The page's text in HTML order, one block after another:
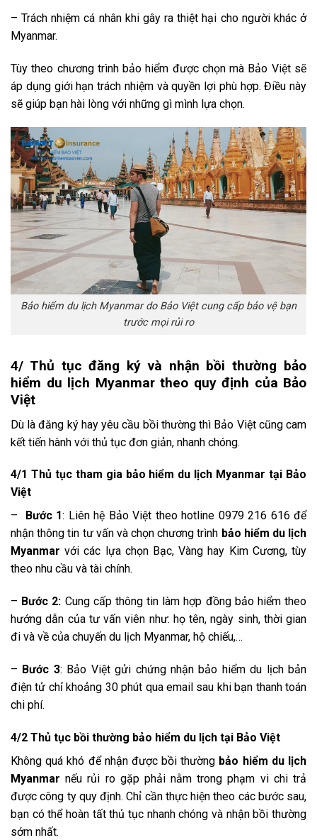
– Trách nhiệm cá nhân khi gây ra thiệt hại cho người khác ở
Myanmar.
Tùy theo chương trình bảo hiểm được chọn mà Bảo Việt sẽ
áp dụng giới hạn trách nhiệm và quyền lợi phù hợp. Điều này
sẽ giúp bạn hài lòng với những gì mình lựa chọn.
Bảo hiểm du lịch Myanmar do Bảo Việt cung cấp bảo vệ bạn
trước mọi rủi ro
4/ Thủ tục đăng ký và nhận bồi thường bảo
hiểm du lịch Myanmar theo quy định của Bảo
Việt
Dù là đăng ký hay yêu cầu bồi thường thì Bảo Việt cũng cam
kết tiến hành với thủ tục đơn giản, nhanh chóng.
4/1 Thủ tục tham gia bảo hiểm du lịch Myanmar tại Bảo
Việt
–
Bước 1: Liên hệ Bảo Việt theo hotline 0979 216 616 để
nhận thông tin tư vấn và chọn chương trình bảo hiểm du lịch
Myanmar với các lựa chọn Bạc, Vàng hay Kim Cương, tùy
theo nhu cầu và tài chính.
– Bước 2: Cung cấp thông tin làm hợp đồng bảo hiểm theo
hướng dẫn của tư vấn viên như: họ tên, ngày sinh, thời gian
đi và về của chuyến du lịch Myanmar, hộ chiếu,…
– Bước 3: Bảo Việt gửi chứng nhận bảo hiểm du lịch bản
điện tử chỉ khoảng 30 phút qua email sau khi bạn thanh toán
chi phí.
4/2 Thủ tục bồi thường bảo hiểm du lịch tại Bảo Việt
Không quá khó để nhận được bồi thường bảo hiểm du lịch
Myanmar nếu rủi ro gặp phải nằm trong phạm vi chi trả
được công ty quy định. Chỉ cần thực hiện theo các bước sau,
bạn có thể hoàn tất thủ tục nhanh chóng và nhận bồi thường
sớm nhất.